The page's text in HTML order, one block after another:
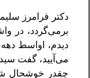
برمی‌گردد‌، در
دیدم‌، اواسط
می‌آیید‌، گفت
چقدر خوشحال